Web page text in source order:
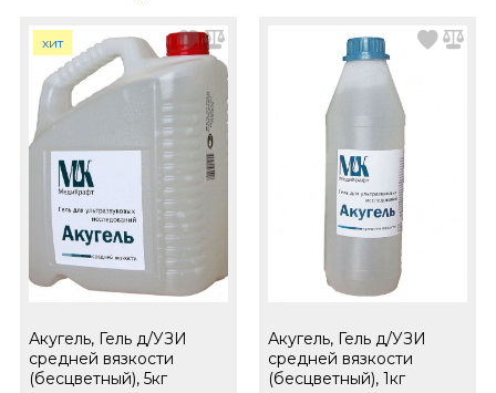
хит
Акугель, Гель д/УЗИ
средней вязкости
(бесцветный), 5кг
Акугель, Гель д/УЗИ
средней вязкости
(бесцветный), 1кг